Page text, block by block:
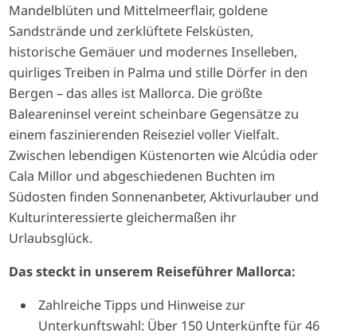
Mandelblüten und Mittelmeerflair, goldene
Sandstrände und zerklüftete Felsküsten,
historische Gemäuer und modernes Inselleben,
quirliges Treiben in Palma und stille Dörfer in den
Bergen – das alles ist Mallorca. Die größte
Baleareninsel vereint scheinbare Gegensätze zu
einem faszinierenden Reiseziel voller Vielfalt.
Zwischen lebendigen Küstenorten wie Alcúdia oder
Cala Millor und abgeschiedenen Buchten im
Südosten finden Sonnenanbeter, Aktivurlauber und
Kulturinteressierte gleichermaßen ihr
Urlaubsglück.
Das steckt in unserem Reiseführer Mallorca:
Zahlreiche Tipps und Hinweise zur
Unterkunftswahl: Über 150 Unterkünfte für 46